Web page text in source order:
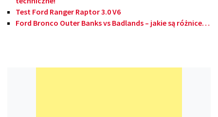
Test Ford Ranger Raptor 3.0 V6
Ford Bronco Outer Banks vs Badlands – jakie są różnice…